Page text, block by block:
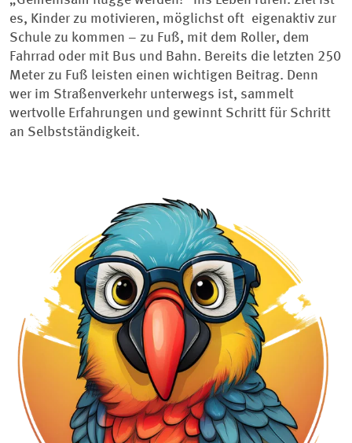
es, Kinder zu motivieren, möglichst oft eigenaktiv zur
Schule zu kommen – zu Fuß, mit dem Roller, dem
Fahrrad oder mit Bus und Bahn. Bereits die letzten 250
Meter zu Fuß leisten einen wichtigen Beitrag. Denn
wer im Straßenverkehr unterwegs ist, sammelt
wertvolle Erfahrungen und gewinnt Schritt für Schritt
an Selbstständigkeit.